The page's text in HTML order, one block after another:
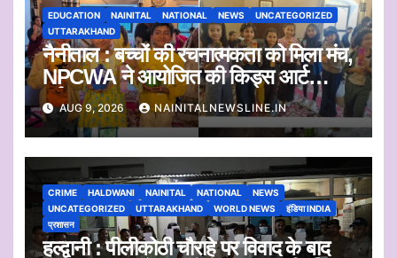
EDUCATION NAINITAL NATIONAL NEWS
UNCATEGORIZED
UTTARAKHAND
नैनीताल : बच्चों की रचनात्मकता को मिला मंच,
NPCWA ने आयोजित की किड्स आर्ट
वर्कशॉप
AUG 9, 2026 NAINITALNEWSLINE.IN
CRIME HALDWANI NAINITAL NATIONAL
NEWS
UNCATEGORIZED
UTTARAKHAND WORLD NEWS
इंडिया INDIA
प्रशासन
हल्द्वानी : पीलीकोठी चौराहे पर विवाद के बाद